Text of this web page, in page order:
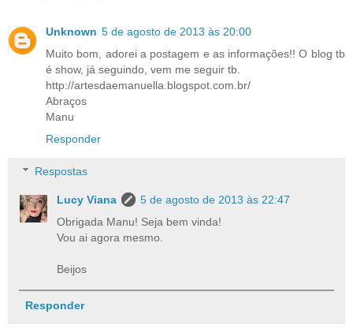
Unknown 5 de agosto de 2013 às 20:00
Muito bom, adorei a postagem e as informações!! O blog tb
é show, já seguindo, vem me seguir tb.
http://artesdaemanuella.blogspot.com.br/
Abraços
Manu
Responder
Respostas
Lucy Viana
5 de agosto de 2013 às 22:47
Obrigada Manu! Seja bem vinda!
Vou ai agora mesmo.
Beijos
Responder